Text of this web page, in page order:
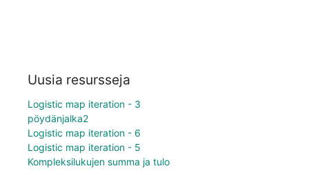
Uusia resursseja
Logistic map iteration - 3
pöydänjalka2
Logistic map iteration - 6
Logistic map iteration - 5
Kompleksilukujen summa ja tulo